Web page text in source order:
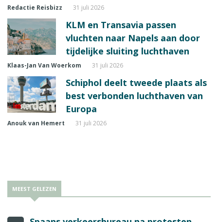
Redactie Reisbizz 31 juli 2026
KLM en Transavia passen
vluchten naar Napels aan door
tijdelijke sluiting luchthaven
Klaas-Jan Van Woerkom 31 juli 2026
Schiphol deelt tweede plaats als
best verbonden luchthaven van
Europa
Anouk van Hemert 31 juli 2026
MEEST GELEZEN